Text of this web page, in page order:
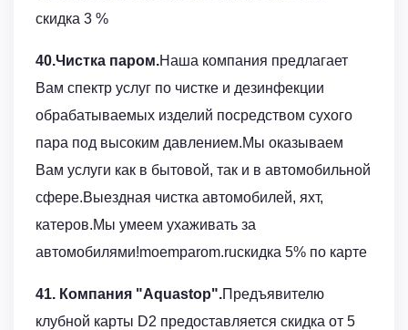
скидка 3 %
40.Чистка паром.Наша компания предлагает
Вам спектр услуг по чистке и дезинфекции
обрабатываемых изделий посредством сухого
пара под высоким давлением.Мы оказываем
Вам услуги как в бытовой, так и в автомобильной
сфере.Выездная чистка автомобилей, яхт,
катеров.Мы умеем ухаживать за
автомобилями!moemparom.ruскидка 5% по карте
41. Компания "Aquastop".Предъявителю
клубной карты D2 предоставляется скидка от 5